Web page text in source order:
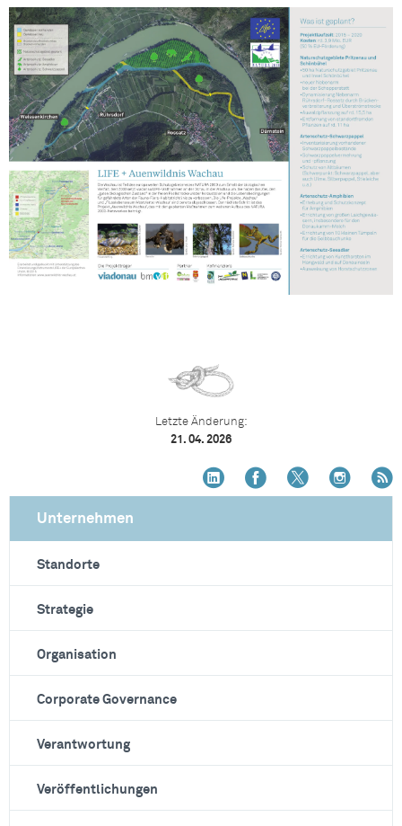
Letzte Änderung:
21. 04. 2026
Unternehmen
Standorte
Strategie
Organisation
Corporate Governance
Verantwortung
Veröffentlichungen